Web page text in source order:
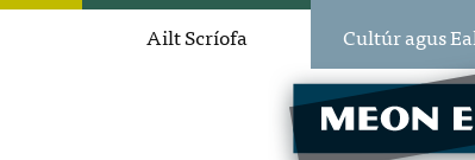
Ailt Scríofa Cultúr agus